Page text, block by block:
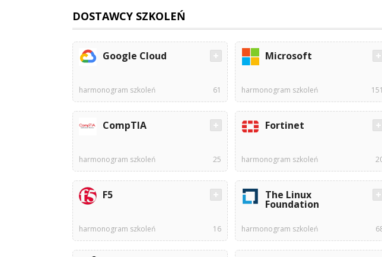
DOSTAWCY SZKOLEŃ
Google Cloud
harmonogram szkoleń 61
Microsoft
harmonogram szkoleń 151
CompTIA
harmonogram szkoleń 25
Fortinet
harmonogram szkoleń
F5
harmonogram szkoleń 16
The Linux
Foundation
harmonogram szkoleń